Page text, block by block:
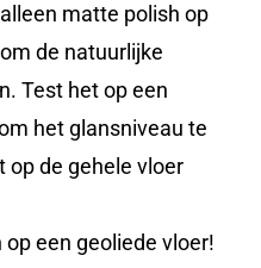
matte polish op
de natuurlijke
Test het op een
het glansniveau te
op de gehele vloer
een geoliede vloer!